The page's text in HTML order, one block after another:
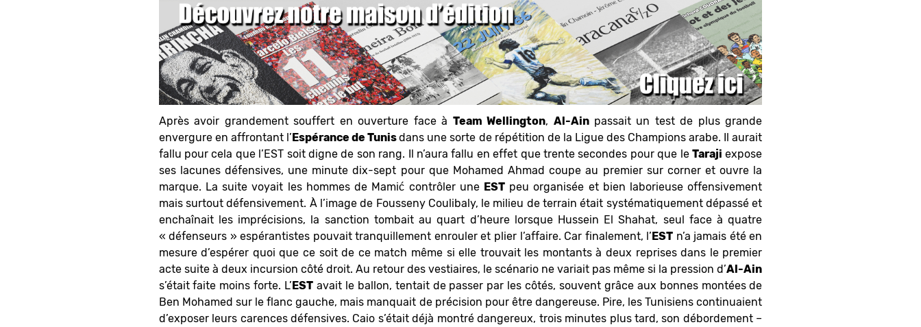
Après avoir grandement souffert en ouverture face à Team Wellington, Al-Ainpassait un test de plus grande
envergure en affrontant l’Espérance de Tunisdans une sorte de répétition de la Ligue des Champions arabe. Il aurait
fallu pour cela que l’EST soit digne de son rang. Il n’aura fallu en effet que trente secondes pour que leTaraji expose
ses lacunes défensives, une minute dix-sept pour que Mohamed Ahmad coupe au premier sur corner et ouvre la
marque. La suite voyait les hommes de Mamić contrôler une ESTpeu organisée et bien laborieuse offensivement
mais surtout défensivement. À l’image de Fousseny Coulibaly, le milieu de terrain était systématiquement dépassé et
enchaînait les imprécisions, la sanction tombait au quart d’heure lorsque Hussein El Shahat, seul face à quatre
« défenseurs » espérantistes pouvait tranquillement enrouler et plier l’affaire. Car finalement, l’EST n’a jamais été en
mesure d’espérer quoi que ce soit de ce match même si elle trouvait les montants à deux reprises dans le premier
acte suite à deux incursion côté droit. Au retour des vestiaires, le scénario ne variait pas même si la pression d’Al-Ain
s’était faite moins forte. L’EST avait le ballon, tentait de passer par les côtés, souvent grâce aux bonnes montées de
Ben Mohamed sur le flanc gauche, mais manquait de précision pour être dangereuse. Pire, les Tunisiens continuaient
d’exposer leurs carences défensives. Caio s’était déjà montré dangereux, trois minutes plus tard, son débordement –